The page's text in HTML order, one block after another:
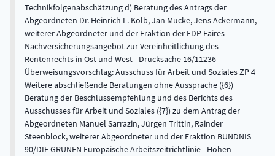
Technikfolgenabschätzung d) Beratung des Antrags der
Abgeordneten Dr. Heinrich L. Kolb, Jan Mücke, Jens Ackermann,
weiterer Abgeordneter und der Fraktion der FDP Faires
Nachversicherungsangebot zur Vereinheitlichung des
Rentenrechts in Ost und West - Drucksache 16/11236
Überweisungsvorschlag: Ausschuss für Arbeit und Soziales ZP 4
Weitere abschließende Beratungen ohne Aussprache ({6})
Beratung der Beschlussempfehlung und des Berichts des
Ausschusses für Arbeit und Soziales ({7}) zu dem Antrag der
Abgeordneten Manuel Sarrazin, Jürgen Trittin, Rainder
Steenblock, weiterer Abgeordneter und der Fraktion BÜNDNIS
90/DIE GRÜNEN Europäische Arbeitszeitrichtlinie - Hohen